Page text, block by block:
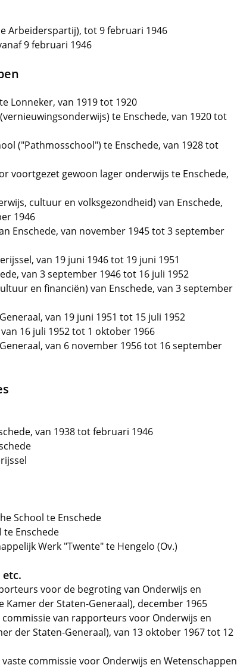
Arbeiderspartij), tot 9 februari 1946
9 februari 1946
Lonneker, van 1919 tot 1920
te Enschede, van 1920 tot
("Pathmosschool") te Enschede, van 1928 tot
voortgezet gewoon lager onderwijs te Enschede,
cultuur en volksgezondheid) van Enschede,
1946
Enschede, van november 1945 tot 3 september
van 19 juni 1946 tot 19 juni 1951
van 3 september 1946 tot 16 juli 1952
en financiën) van Enschede, van 3 september
van 19 juni 1951 tot 15 juli 1952
16 juli 1952 tot 1 oktober 1966
van 6 november 1956 tot 16 september
van 1938 tot februari 1946
School te Enschede
Enschede
Werk "Twente" te Hengelo (Ov.)
voor de begroting van Onderwijs en
Kamer der Staten-Generaal), december 1965
van rapporteurs voor Onderwijs en
der Staten-Generaal), van 13 oktober 1967 tot 12
commissie voor Onderwijs en Wetenschappen